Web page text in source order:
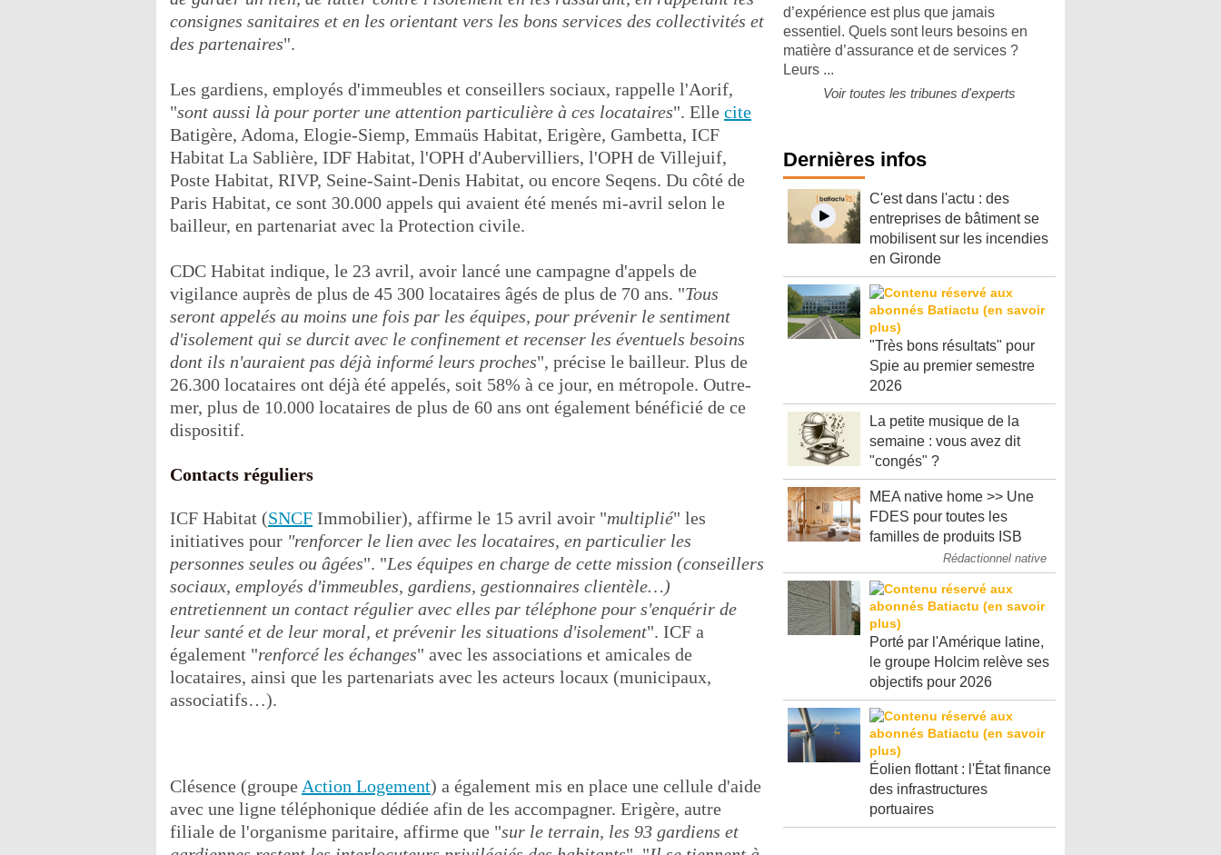
consignes sanitaires et en les orientant vers les bons services des collectivités et
des partenaires".
Les gardiens, employés d'immeubles et conseillers sociaux, rappelle l'Aorif,
"sont aussi là pour porter une attention particulière à ces locataires". Elle cite
Batigère, Adoma, Elogie-Siemp, Emmaüs Habitat, Erigère, Gambetta, ICF
Habitat La Sablière, IDF Habitat, l'OPH d'Aubervilliers, l'OPH de Villejuif,
Poste Habitat, RIVP, Seine-Saint-Denis Habitat, ou encore Seqens. Du côté de
Paris Habitat, ce sont 30.000 appels qui avaient été menés mi-avril selon le
bailleur, en partenariat avec la Protection civile.
CDC Habitat indique, le 23 avril, avoir lancé une campagne d'appels de
vigilance auprès de plus de 45 300 locataires âgés de plus de 70 ans. "Tous
seront appelés au moins une fois par les équipes, pour prévenir le sentiment
d'isolement qui se durcit avec le confinement et recenser les éventuels besoins
dont ils n'auraient pas déjà informé leurs proches", précise le bailleur. Plus de
26.300 locataires ont déjà été appelés, soit 58% à ce jour, en métropole. Outre-
mer, plus de 10.000 locataires de plus de 60 ans ont également bénéficié de ce
dispositif.
Contacts réguliers
ICF Habitat (SNCF Immobilier), affirme le 15 avril avoir "multiplié" les
initiatives pour "renforcer le lien avec les locataires, en particulier les
personnes seules ou âgées". "Les équipes en charge de cette mission (conseillers
sociaux, employés d'immeubles, gardiens, gestionnaires clientèle…)
entretiennent un contact régulier avec elles par téléphone pour s'enquérir de
leur santé et de leur moral, et prévenir les situations d'isolement". ICF a
également "renforcé les échanges" avec les associations et amicales de
locataires, ainsi que les partenariats avec les acteurs locaux (municipaux,
associatifs…).
Clésence (groupe Action Logement) a également mis en place une cellule d'aide
avec une ligne téléphonique dédiée afin de les accompagner. Erigère, autre
filiale de l'organisme paritaire, affirme que "sur le terrain, les 93 gardiens et
d’expérience est plus que jamais
essentiel. Quels sont leurs besoins en
matière d’assurance et de services ?
Leurs ...
Voir toutes les tribunes d'experts
Dernières infos
C'est dans l'actu : des
entreprises de bâtiment se
mobilisent sur les incendies
en Gironde
"Très bons résultats" pour
Spie au premier semestre
2026
La petite musique de la
semaine : vous avez dit
"congés" ?
MEA native home >> Une
FDES pour toutes les
familles de produits ISB
Rédactionnel native
Porté par l'Amérique latine,
le groupe Holcim relève ses
objectifs pour 2026
Éolien flottant : l'État finance
des infrastructures
portuaires